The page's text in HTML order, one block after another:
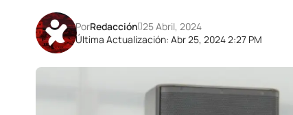
Última Actualización: Abr 25, 2024 2:27 PM
PorRedacción 25 Abril, 2024